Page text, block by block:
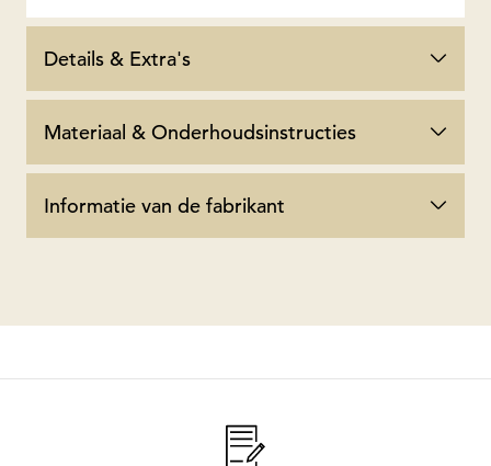
Details & Extra's
Materiaal & Onderhoudsinstructies
Informatie van de fabrikant